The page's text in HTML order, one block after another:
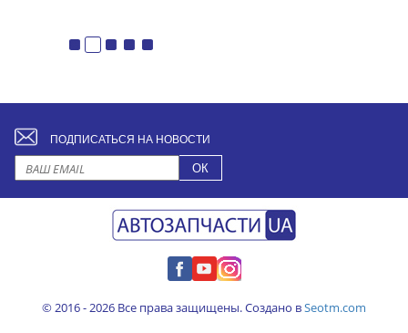
ПОДПИСАТЬСЯ НА НОВОСТИ
© 2016 - 2026 Все права защищены. Создано вSeotm.com